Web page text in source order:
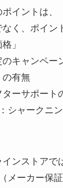
イントは、
なく、ポイン
」
のキャンペー
の有無
ターサポート
シャークニ
ンストアで
メーカー保